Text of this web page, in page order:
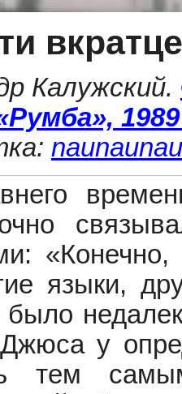
Калужский.
языки,
у
тем